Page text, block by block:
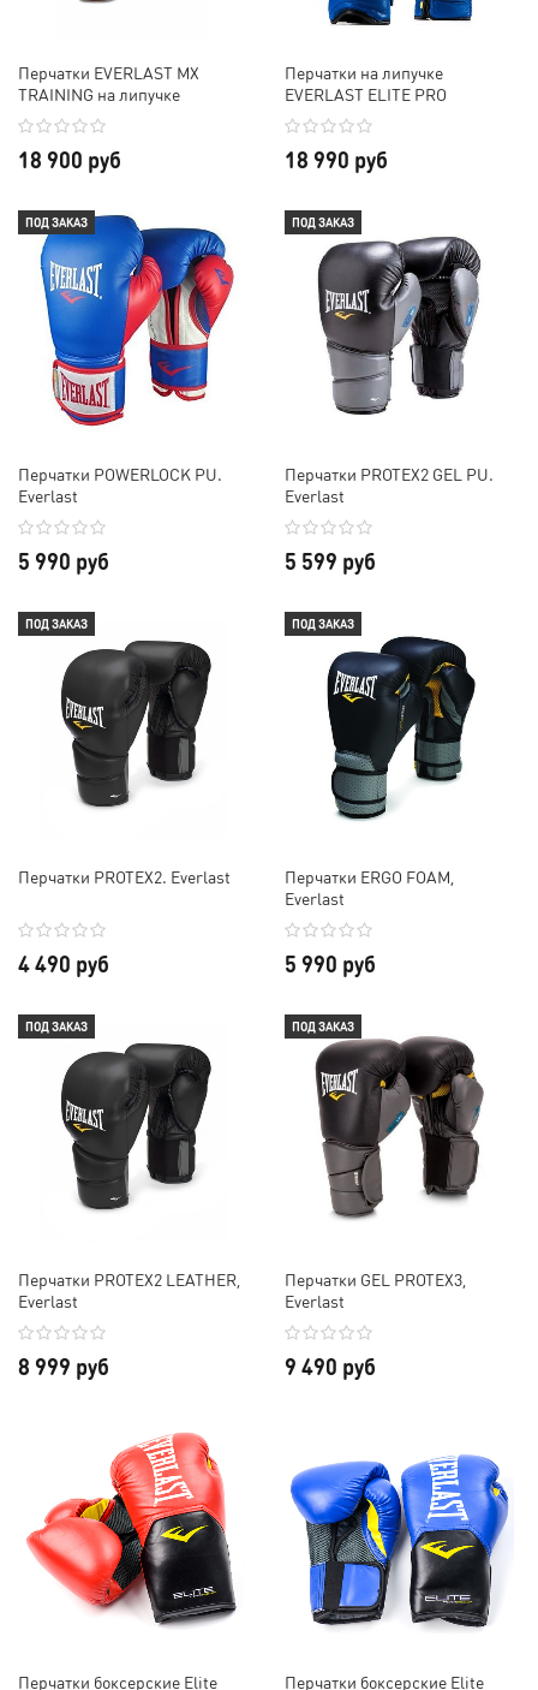
Перчатки EVERLAST MX
TRAINING на липучке
18 900 руб
Перчатки на липучке
EVERLAST ELITE PRO
18 990 руб
ПОД ЗАКАЗ
Перчатки POWERLOCK PU.
Everlast
5 990 руб
ПОД ЗАКАЗ
Перчатки PROTEX2 GEL PU.
Everlast
5 599 руб
ПОД ЗАКАЗ
Перчатки PROTEX2. Everlast
4 490 руб
ПОД ЗАКАЗ
Перчатки ERGO FOAM,
Everlast
5 990 руб
ПОД ЗАКАЗ
Перчатки PROTEX2 LEATHER,
Everlast
8 999 руб
ПОД ЗАКАЗ
Перчатки GEL PROTEX3,
Everlast
9 490 руб
Перчатки боксерские Elite Перчатки боксерские Elite